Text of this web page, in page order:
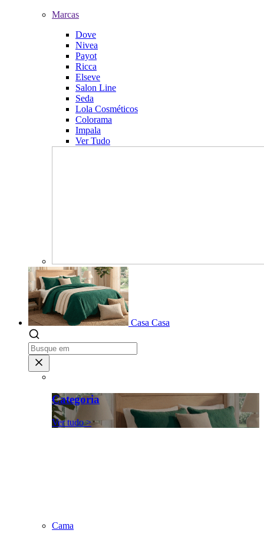
Marcas
Dove
Nivea
Payot
Ricca
Elseve
Salon Line
Seda
Lola Cosméticos
Colorama
Impala
Ver Tudo
Casa Casa
Categoria
Ver tudo >
Cama